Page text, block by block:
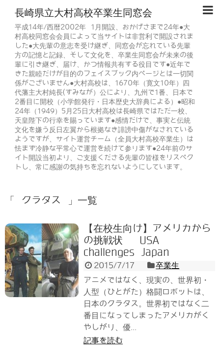
長崎県立大村高校卒業生同窓会
平成14年/西暦2002年 1月開設、おかげさまで24年●大
村高校同窓会会員によって当サイトは非営利で開設されま
した●大先輩の意志を受け継ぎ、同窓会が忘れている先輩
方の記憶と記録、そして文化を、卒業生同窓会が未来の後
輩に引き継ぎ、届け、かつ情報共有する役目です●近年で
きた親睦だけが目的のフェイスブック内ページとは一切関
係がございません●大村高校は、1670年（寛文10年）四
代藩主大村純長(すみなが）公により、九州で1番、日本で
2番目に開校（小学館発行・日本歴史大辞典による）●昭和
24年（1949）5月25日大村高校は長崎県ではただ一校、
天皇陛下の行幸を賜っています●感情だけで、事実と伝統
文化を嫌う反日左翼から根拠なき誹謗中傷がなされている
ようですが、サイト運営チーム（全員大村高校卒業生）は
怯まず冷静な平常心で運営を続けて参ります●24年前のサ
イト開設当初より、ご支援くださる先輩の皆様をリスペク
トし、常に感謝の気持ちを忘れないようにしています。
「 クラタス 」一覧
【在校生向け】アメリカから
の挑戦状 USA
challenges Japan
2015/7/17
卒業生
アニメではなく、現実の、世界初・
人型（ひとがた）格闘ロボットは、
日本のクラタス。世界初ではなく二
番目になってしまったアメリカがく
やしがり、優...
記事を読む